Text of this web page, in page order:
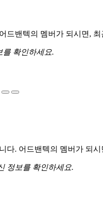
밴텍의 멤버가 되시면,
를 확인하세요.
. 어드밴텍의 멤버가 되
정보를 확인하세요.